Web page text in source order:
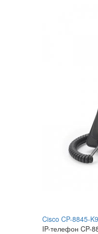
Cisco CP-8845-
IP-телефон CP-